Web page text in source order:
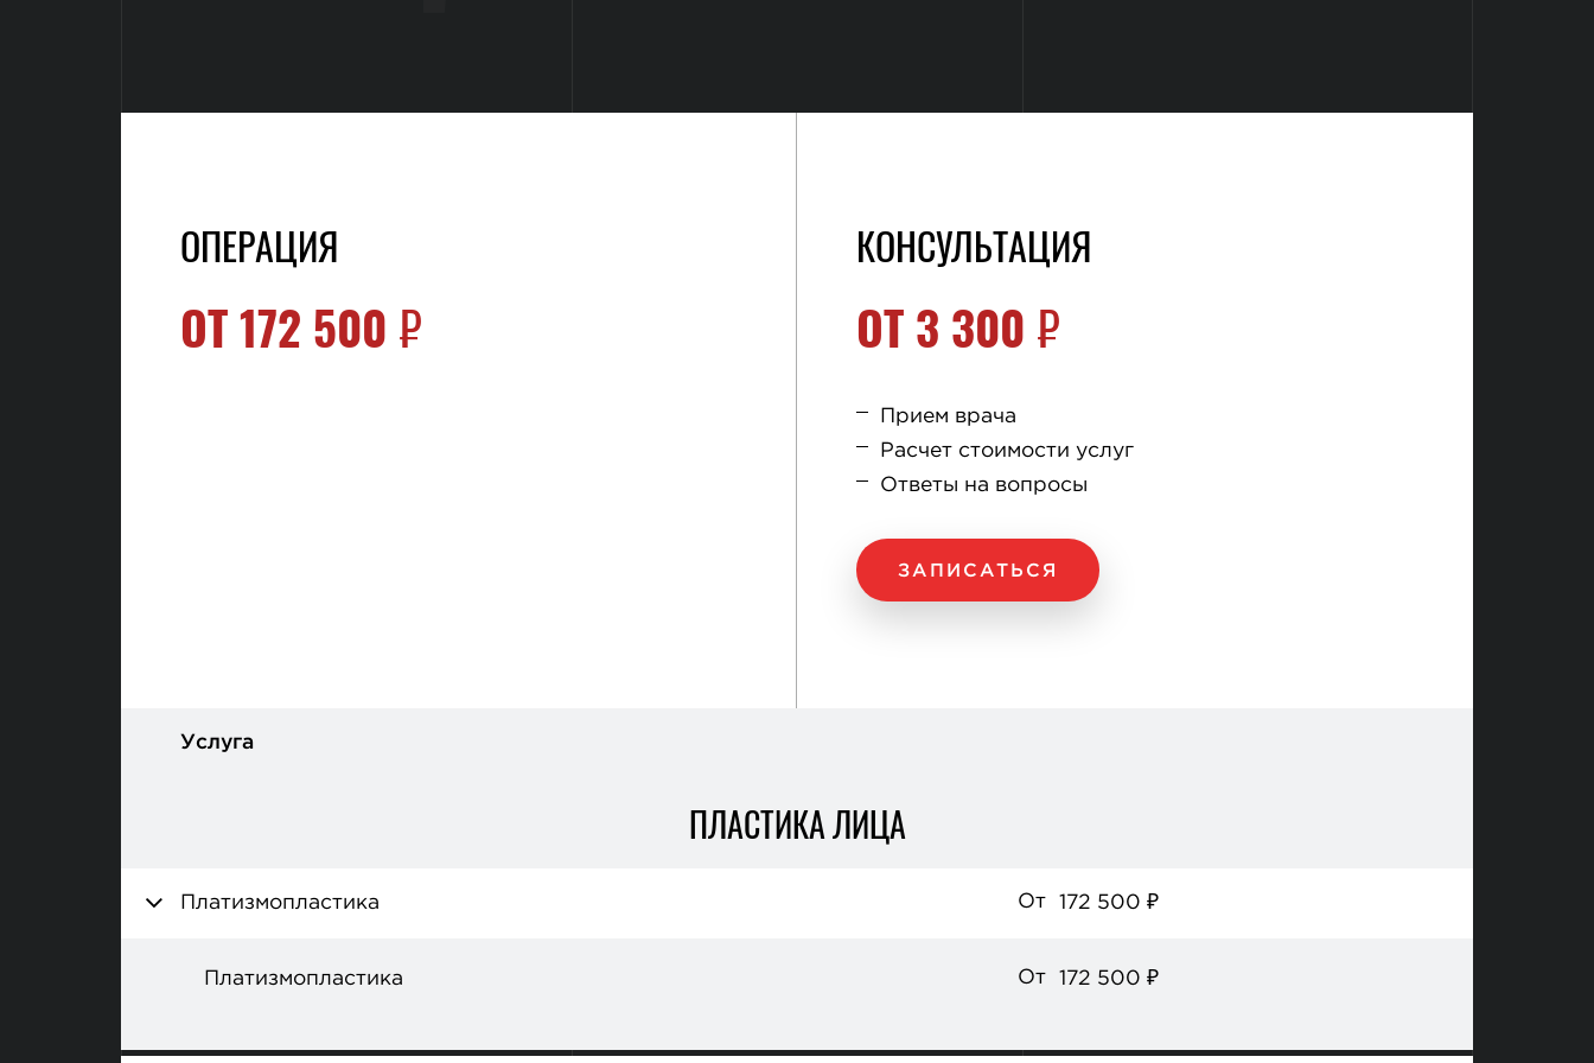
ОПЕРАЦИЯ
ОТ172 500 ₽
КОНСУЛЬТАЦИЯ
ОТ3 300 ₽
Прием врача
Расчет стоимости услуг
Ответы на вопросы
ЗАПИСАТЬСЯ
Услуга
ПЛАСТИКА ЛИЦА
Платизмопластика От 172 500 ₽
Платизмопластика От 172 500 ₽